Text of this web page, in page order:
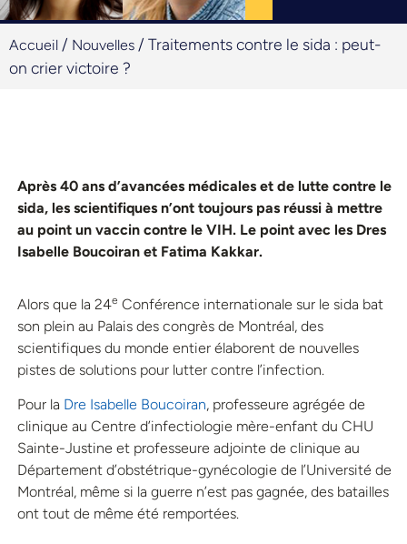
Accueil / Nouvelles / Traitements contre le sida : peut-
on crier victoire ?
Après 40 ans d’avancées médicales et de lutte contre le
sida, les scientifiques n’ont toujours pas réussi à mettre
au point un vaccin contre le VIH. Le point avec les Dres
Isabelle Boucoiran et Fatima Kakkar.
Alors que la 24e Conférence internationale sur le sida bat
son plein au Palais des congrès de Montréal, des
scientifiques du monde entier élaborent de nouvelles
pistes de solutions pour lutter contre l’infection.
Pour la Dre Isabelle Boucoiran, professeure agrégée de
clinique au Centre d’infectiologie mère-enfant du CHU
Sainte-Justine et professeure adjointe de clinique au
Département d’obstétrique-gynécologie de l’Université de
Montréal, même si la guerre n’est pas gagnée, des batailles
ont tout de même été remportées.